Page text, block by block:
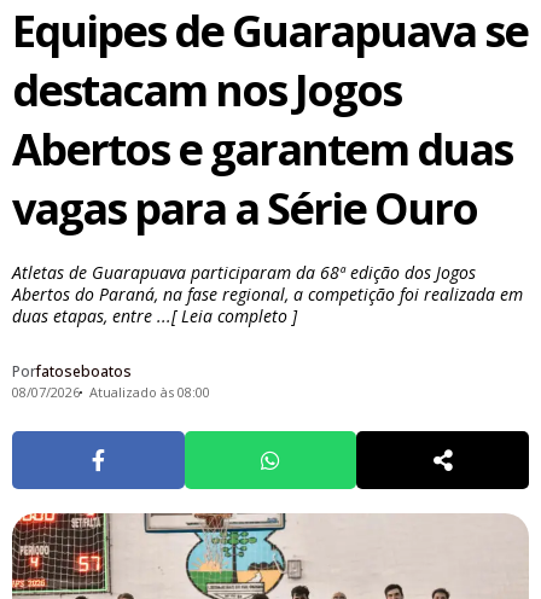
Equipes de Guarapuava se
destacam nos Jogos
Abertos e garantem duas
vagas para a Série Ouro
Atletas de Guarapuava participaram da 68ª edição dos Jogos
Abertos do Paraná, na fase regional, a competição foi realizada em
duas etapas, entre ...[ Leia completo ]
Porfatoseboatos
08/07/2026 Atualizado às 08:00